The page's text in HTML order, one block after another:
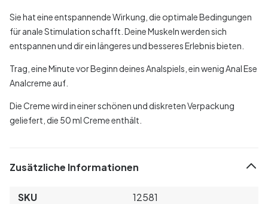
Sie hat eine entspannende Wirkung, die optimale Bedingungen
für anale Stimulation schafft. Deine Muskeln werden sich
entspannen und dir ein längeres und besseres Erlebnis bieten.
Trag, eine Minute vor Beginn deines Analspiels, ein wenig Anal Ese
Analcreme auf.
Die Creme wird in einer schönen und diskreten Verpackung
geliefert, die 50 ml Creme enthält.
Zusätzliche Informationen
SKU
12581